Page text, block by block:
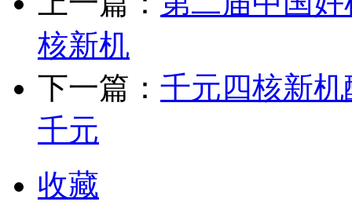
核新机
下一篇： 千元四核新
千元
收藏